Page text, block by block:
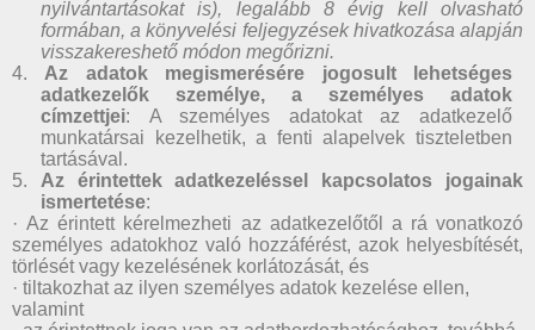
nyilvántartásokat is), legalább 8 évig kell olvasható
formában, a könyvelési feljegyzések hivatkozása alapján
visszakereshető módon megőrizni.
4. Az adatok megismerésére jogosult lehetséges
adatkezelők személye, a személyes adatok
címzettjei: A személyes adatokat az adatkezelő
munkatársai kezelhetik, a fenti alapelvek tiszteletben
tartásával.
5. Az érintettek adatkezeléssel kapcsolatos jogainak
ismertetése:
· Az érintett kérelmezheti az adatkezelőtől a rá vonatkozó
személyes adatokhoz való hozzáférést, azok helyesbítését,
törlését vagy kezelésének korlátozását, és
· tiltakozhat az ilyen személyes adatok kezelése ellen,
valamint